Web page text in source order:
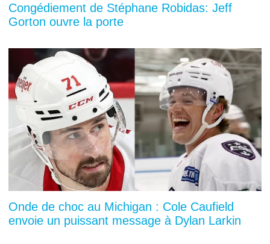
Congédiement de Stéphane Robidas: Jeff
Gorton ouvre la porte
Onde de choc au Michigan : Cole Caufield
envoie un puissant message à Dylan Larkin